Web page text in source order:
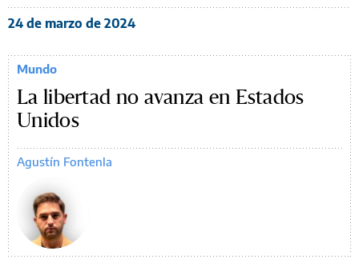
24 de marzo de 2024
Mundo
La libertad no avanza en Estados
Unidos
Agustín Fontenla